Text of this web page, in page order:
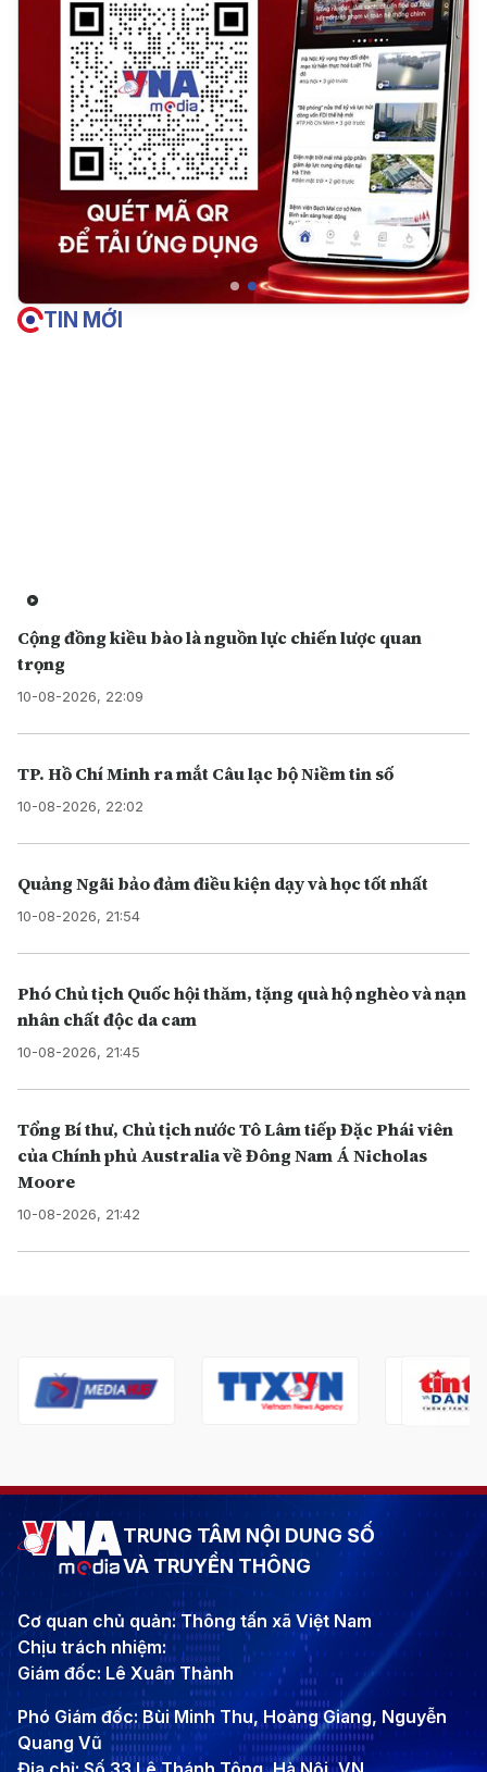
TIN MỚI
Cộng đồng kiều bào là nguồn lực chiến lược quan
trọng
10-08-2026, 22:09
TP. Hồ Chí Minh ra mắt Câu lạc bộ Niềm tin số
10-08-2026, 22:02
Quảng Ngãi bảo đảm điều kiện dạy và học tốt nhất
10-08-2026, 21:54
Phó Chủ tịch Quốc hội thăm, tặng quà hộ nghèo và nạn
nhân chất độc da cam
10-08-2026, 21:45
Tổng Bí thư, Chủ tịch nước Tô Lâm tiếp Đặc Phái viên
của Chính phủ Australia về Đông Nam Á Nicholas
Moore
10-08-2026, 21:42
TRUNG TÂM NỘI DUNG SỐ
VÀ TRUYỀN THÔNG
Cơ quan chủ quản: Thông tấn xã Việt Nam
Chịu trách nhiệm:
Giám đốc: Lê Xuân Thành
Phó Giám đốc: Bùi Minh Thu, Hoàng Giang, Nguyễn
Quang Vũ